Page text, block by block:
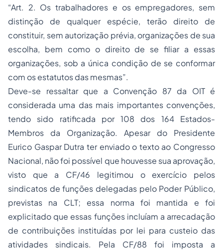
“Art. 2. Os trabalhadores e os empregadores, sem
distinção de qualquer espécie, terão direito de
constituir, sem autorização prévia, organizações de sua
escolha, bem como o direito de se filiar a essas
organizações, sob a única condição de se conformar
com os estatutos das mesmas”.
Deve-se ressaltar que a Convenção 87 da OIT é
considerada uma das mais importantes convenções,
tendo sido ratificada por 108 dos 164 Estados-
Membros da Organização. Apesar do Presidente
Eurico Gaspar Dutra ter enviado o texto ao Congresso
Nacional, não foi possível que houvesse sua aprovação,
visto que a CF/46 legitimou o exercício pelos
sindicatos de funções delegadas pelo Poder Público,
previstas na CLT; essa norma foi mantida e foi
explicitado que essas funções incluíam a arrecadação
de contribuições instituídas por lei para custeio das
atividades sindicais. Pela CF/88 foi imposta a